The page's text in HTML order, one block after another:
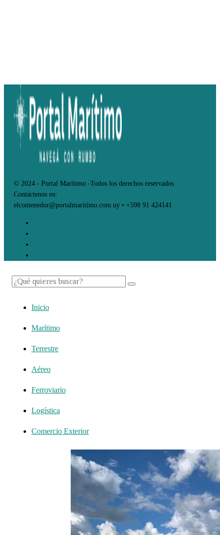
© 2024 - Portal Marítimo -Todos los derechos reservados
Contáctenos en:
elcontenedor@portalmaritimo.com.uy • +598 91 424141
Inicio
Marítimo
Terrestre
Aéreo
Ferroviario
Logística
Comercio Exterior